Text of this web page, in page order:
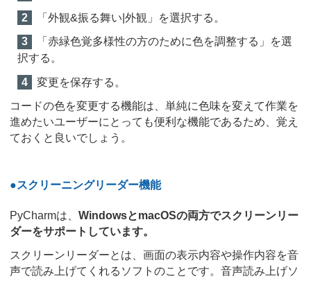
「外観&振る舞い|外観」を選択する。
「赤緑色覚多様性の方のために色を調整する」を選
択する。
変更を保存する。
コードの色を変更する機能は、単純に色味を変えて作業を
進めたいユーザーにとっても便利な機能であるため、覚え
ておくと良いでしょう。
●スクリーニングリーダー機能
PyCharmは、 WindowsとmacOSの両方でスクリーンリー
ダーをサポートしています。
スクリーンリーダーとは、画面の表示内容や操作内容を音
声で読み上げてくれるソフトのことです。音声読み上げソ